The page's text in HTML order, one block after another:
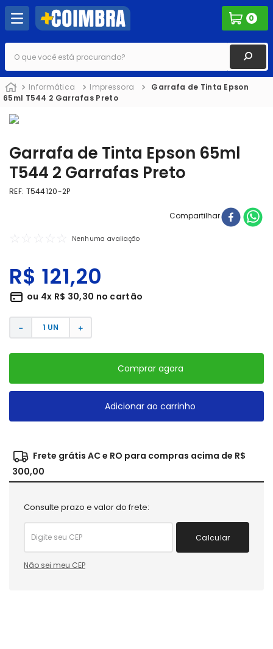
0
O que você está procurando?
Informática Impressora
Garrafa de Tinta Epson
65ml T544 2 Garrafas Preto
Garrafa de Tinta Epson 65ml
T544 2 Garrafas Preto
REF: T544120-2P
Compartilhar
☆ ☆ ☆ ☆ ☆ Nenhuma avaliação
R$ 121,20
ou 4x R$ 30,30 no cartão
＋
－
Comprar agora
Adicionar ao carrinho
Frete grátis AC e RO para compras acima de R$
300,00
Consulte prazo e valor do frete:
Calcular
Não sei meu CEP